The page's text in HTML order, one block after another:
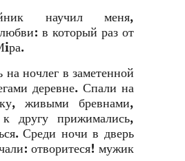
научил меня,
в который раз от
на ночлег в заметенной
деревне. Спали на
живыми бревнами,
другу прижимались,
Среди ночи в дверь
отворитеся! мужик